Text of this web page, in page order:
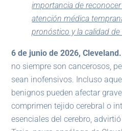
importancia de
atención médica
pronóstico y la calidad
6 de junio de 2026, Cleveland.
no siempre son cancerosos,
sean inofensivos. Incluso
benignos pueden afectar
comprimen tejido cerebral o
esenciales del cerebro,